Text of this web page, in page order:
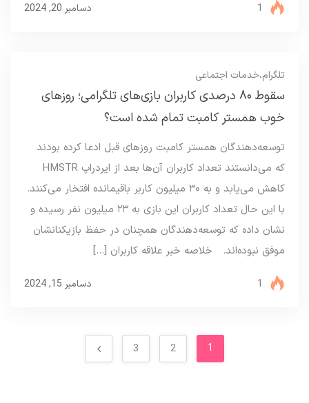
دسامبر 20, 2024 1
تلگرام،خدمات اجتماعی
سقوط ۸۰ درصدی کاربران بازی‌های تلگرامی؛ روزهای
خوب همستر کامبت تمام شده‌ است؟
توسعه‌دهندگان همستر کامبت روزهای قبل ادعا کرده بودند
که می‌دانستند تعداد کاربران آن‌ها بعد از ایردراپ HMSTR
کاهش می‌یابد و به ۳۰ میلیون کاربر باقیمانده افتخار می‌کنند.
با این حال تعداد کاربران این بازی به ۲۳ میلیون نفر رسیده‌ و
نشان داده‌ که توسعه‌دهندگان همچنان در حفظ بازیکنانشان
موفق نبوده‌اند. خلاصه خبر علاقه کاربران […]
دسامبر 15, 2024 1
1
2
3